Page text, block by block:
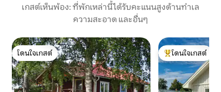
เกสต์เห็นพ้อง: ที่พักเหล่านี้ได้รับคะแนนสูงด้านทำเล
ความสะอาด และอื่นๆ
โดนใจเกสต์
โดนใจเกสต์
โดนใจเกสต์ที่สุด
โดนใจเกสต์